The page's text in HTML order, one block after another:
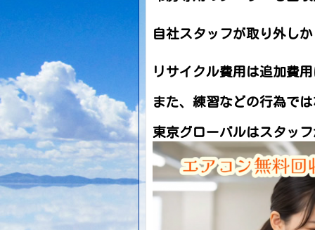
自社スタッフが取り外し
リサイクル費用は追加費
また、練習などの行為で
東京グローバルはスタッ